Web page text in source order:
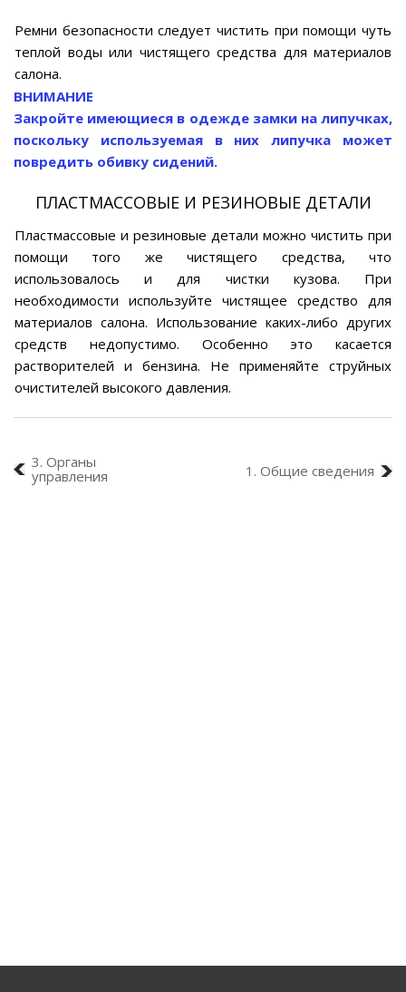
Ремни безопасности следует чистить при помощи чуть
теплой воды или чистящего средства для материалов
салона.
ВНИМАНИЕ
Закройте имеющиеся в одежде замки на липучках,
поскольку используемая в них липучка может
повредить обивку сидений.
ПЛАСТМАССОВЫЕ И РЕЗИНОВЫЕ ДЕТАЛИ
Пластмассовые и резиновые детали можно чистить при
помощи того же чистящего средства, что
использовалось и для чистки кузова. При
необходимости используйте чистящее средство для
материалов салона. Использование каких-либо других
средств недопустимо. Особенно это касается
растворителей и бензина. Не применяйте струйных
очистителей высокого давления.
3. Органы
управления
1. Общие сведения